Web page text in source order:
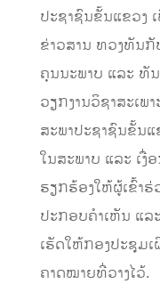
ປະຊາຊົນຂັ້ນແຂວງ
ຂ່າວສານ ທວງທັນກັ
ຄຸນນະພາບ ແລະ ທັ
ວຽກງານວິຊາສະເພ
ສະພາປະຊາຊົນຂັ້ນ
ໃນສະພາບ ແລະ ເ
ຮຽກຮ້ອງໃຫ້ຜູ້ເຂົ້າ
ປະກອບຄຳເຫັນ ແລ
ເຮັດໃຫ້ກອງປະຊຸມ
ຄາດໝາຍທີ່ວາງໄວ້.